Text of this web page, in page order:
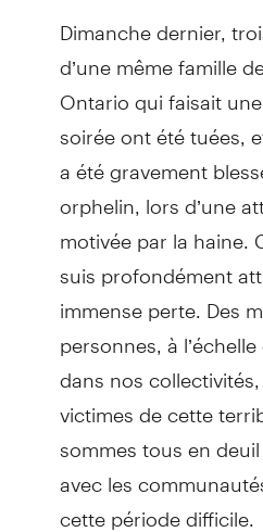
Dimanche dernier,
d’une même famille
Ontario qui faisait
soirée ont été tuées,
a été gravement
orphelin, lors d’une
motivée par la haine.
suis profondément
immense perte. Des
personnes, à
dans nos
victimes de cette
sommes tous en
avec les
cette période difficile.